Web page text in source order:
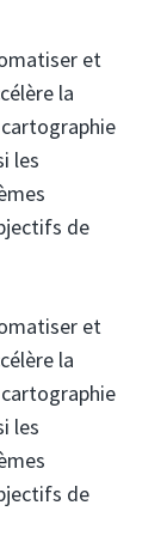
et
la
les
de
et
la
les
de